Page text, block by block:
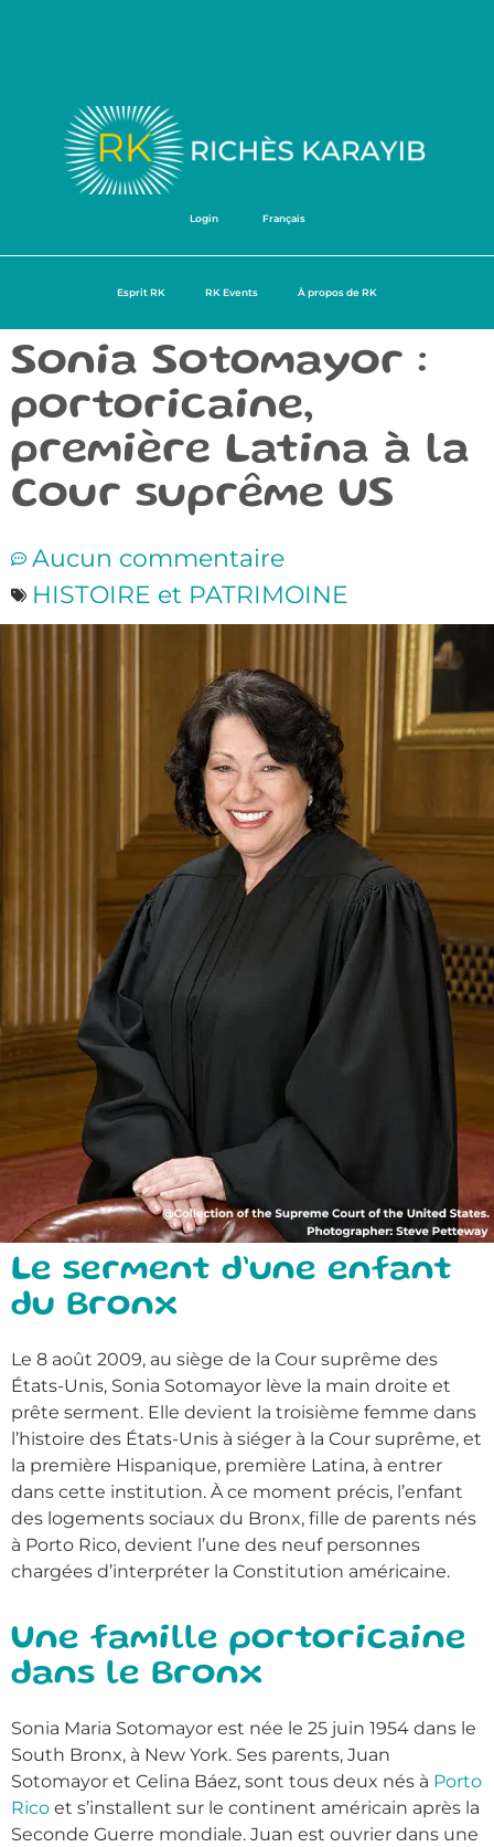
Login Français
Esprit RK RK Events À propos de RK
Sonia Sotomayor :
portoricaine,
première Latina à la
Cour suprême US
Aucun commentaire
HISTOIRE et PATRIMOINE
Le serment d’une enfant
du Bronx
Le 8 août 2009, au siège de la Cour suprême des
États-Unis, Sonia Sotomayor lève la main droite et
prête serment. Elle devient la troisième femme dans
l’histoire des États-Unis à siéger à la Cour suprême, et
la première Hispanique, première Latina, à entrer
dans cette institution. À ce moment précis, l’enfant
des logements sociaux du Bronx, fille de parents nés
à Porto Rico, devient l’une des neuf personnes
chargées d’interpréter la Constitution américaine.
Une famille portoricaine
dans le Bronx
Sonia Maria Sotomayor est née le 25 juin 1954 dans le
South Bronx, à New York. Ses parents, Juan
Sotomayor et Celina Báez, sont tous deux nés à Porto
Rico et s’installent sur le continent américain après la
Seconde Guerre mondiale. Juan est ouvrier dans une